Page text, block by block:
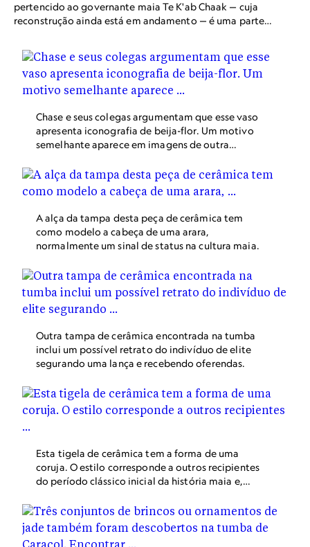
pertencido ao governante maia Te K'ab Chaak — cuja
reconstrução ainda está em andamento — é uma parte
conhecimentos sobre uma civilização antiga. Os
arqueólogos Arlen e Diane Chase descobriram a máscara
de jade em Caracol, nas selvas de Belize.
Chase e seus colegas argumentam que esse vaso
apresenta iconografia de beija-flor. Um motivo
semelhante aparece em imagens de outra
ocorreram com uma diferença de 30 a 50 anos
entre si, estimam os pesquisadores.
A alça da tampa desta peça de cerâmica tem
como modelo a cabeça de uma arara,
normalmente um sinal de status na cultura maia.
Outra tampa de cerâmica encontrada na tumba
inclui um possível retrato do indivíduo de elite
segurando uma lança e recebendo oferendas.
Esta tigela de cerâmica tem a forma de uma
coruja. O estilo corresponde a outros recipientes
do período clássico inicial da história maia e,
o túmulo seja de 350 d.C.